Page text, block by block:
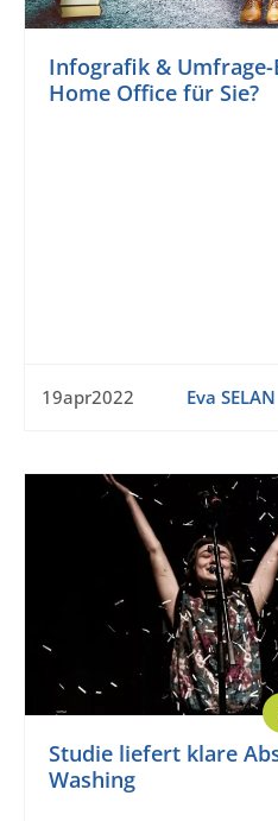
Infografik &
Home Office für Sie?
19apr2022 Eva SELAN
Studie liefert klare
Washing